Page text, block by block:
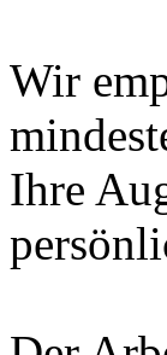
Wir
Ihre